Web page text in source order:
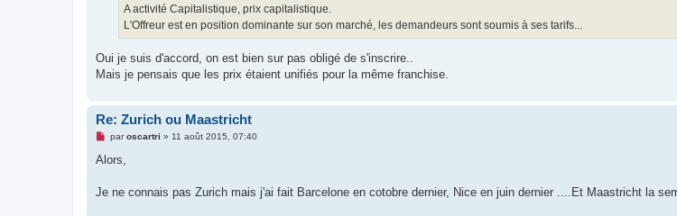
l
u
A activité Capitalistique, prix capitalistique.
L'Offreur est en position dominante sur son marché, les demandeurs sont soumis à ses tarifs...
Oui je suis d'accord, on est bien sur pas obligé de s'inscrire..
Mais je pensais que les prix étaient unifiés pour la même franchise.
Re: Zurich ou Maastricht
M
s
g
paroscartri » 11 août 2015, 07:40
Alors,
Je ne connais pas Zurich mais j'ai fait Barcelone en cotobre dernier, Nice en juin dernier ....Et Maastricht la